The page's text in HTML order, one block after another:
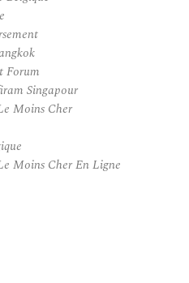
Forum
Singapour
Moins Cher
Moins Cher En Ligne